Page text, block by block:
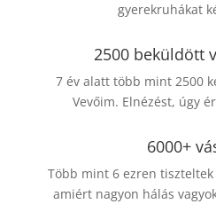
gyerekruhákat
2500 beküldött
7 év alatt több mint 2500
Vevőim. Elnézést, úgy
6000+
Több mint 6 ezren
amiért nagyon hálás